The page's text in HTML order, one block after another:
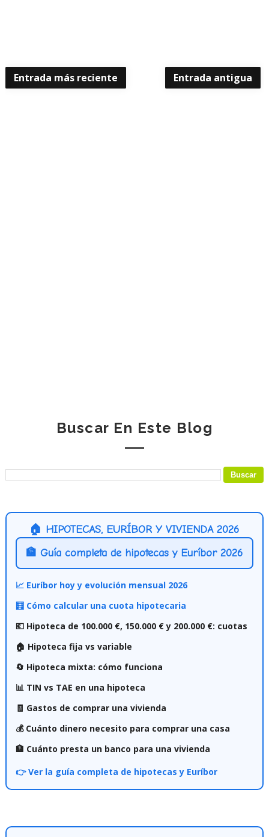
Entrada más reciente Entrada antigua
Buscar En Este Blog
🏠 HIPOTECAS, EURÍBOR Y VIVIENDA 2026
🏦 Guía completa de hipotecas y Euríbor 2026
📈 Euríbor hoy y evolución mensual 2026
🧮 Cómo calcular una cuota hipotecaria
💶 Hipoteca de 100.000 €, 150.000 € y 200.000 €: cuotas
🏠 Hipoteca fija vs variable
🔄 Hipoteca mixta: cómo funciona
📊 TIN vs TAE en una hipoteca
🧾 Gastos de comprar una vivienda
💰 Cuánto dinero necesito para comprar una casa
🏦 Cuánto presta un banco para una vivienda
👉 Ver la guía completa de hipotecas y Euríbor